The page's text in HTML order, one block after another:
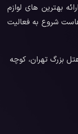
بهترین های لوازم
هاست شروع به فعالیت
بزرگ تهران، کوچه